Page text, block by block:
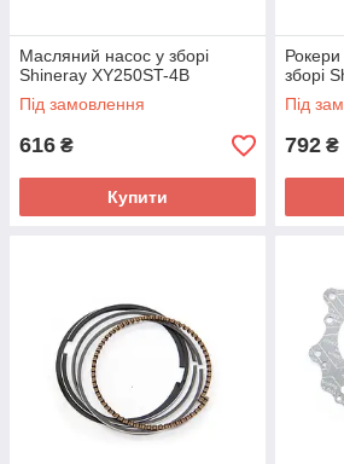
Масляний насос у зборі
Shineray XY250ST-4B
Під замовлення
616 ₴
Купити
Рокери
зборі
Під
792 ₴